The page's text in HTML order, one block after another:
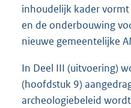
inhoudelijk kader
en de onderbouwing
nieuwe gemeentelijke
In Deel III (uitvoering)
(hoofdstuk 9)
archeologiebeleid